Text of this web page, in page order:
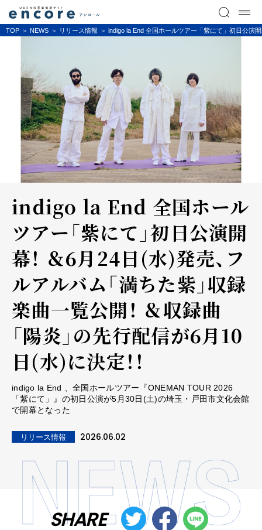
TOP NEWS リリース情報 indigo la End 全国ホールツアー「紫にて」初日公演
indigo la End 全国ホール
ツアー「紫にて」初日公演開
幕！ ＆6月24日(水)発売、フ
ルアルバム「満ちた紫」収録
楽曲一覧公開！ ＆収録曲
「陽炎」の先行配信が6月10
日(水)に決定！！
indigo la End 、全国ホールツアー『ONEMAN TOUR 2026
「紫にて」』の初日公演が5月30日(土)の埼玉・戸田市文化会館
で開幕となった
リリース情報 2026.06.02
SHARE